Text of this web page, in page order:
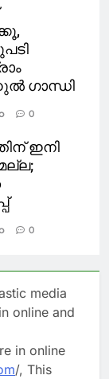
ഗാന്ധി
0
ഇനി
0
media
online and
in online
/, This